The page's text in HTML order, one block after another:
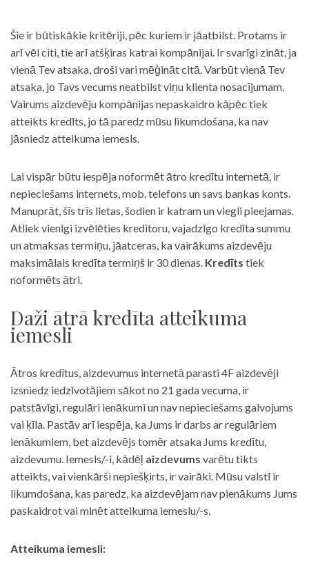
Šie ir būtiskākie kritēriji, pēc kuriem ir jāatbilst. Protams ir
arī vēl citi, tie arī atšķiras katrai kompānijai. Ir svarīgi zināt, ja
vienā Tev atsaka, droši vari mēģināt citā. Varbūt vienā Tev
atsaka, jo Tavs vecums neatbilst viņu klienta nosacījumam.
Vairums aizdevēju kompānijas nepaskaidro kāpēc tiek
atteikts kredīts, jo tā paredz mūsu likumdošana, ka nav
jāsniedz atteikuma iemesls.
Lai vispār būtu iespēja noformēt ātro kredītu internetā, ir
nepieciešams internets, mob. telefons un savs bankas konts.
Manuprāt, šīs trīs lietas, šodien ir katram un viegli pieejamas.
Atliek vienīgi izvēlēties kreditoru, vajadzīgo kredīta summu
un atmaksas termiņu, jāatceras, ka vairākums aizdevēju
maksimālais kredīta termiņš ir 30 dienas. Kredīts tiek
noformēts ātri.
Daži ātrā kredīta atteikuma
iemesli
Ātros kredītus, aizdevumus internetā parasti 4F aizdevēji
izsniedz iedzīvotājiem sākot no 21 gada vecuma, ir
patstāvīgi, regulāri ienākumi un nav nepieciešams galvojums
vai ķīla. Pastāv arī iespēja, ka Jums ir darbs ar regulāriem
ienākumiem, bet aizdevējs tomēr atsaka Jums kredītu,
aizdevumu. Iemesls/-i, kādēļ aizdevums varētu tikts
atteikts, vai vienkārši nepiešķirts, ir vairāki. Mūsu valstī ir
likumdošana, kas paredz, ka aizdevējam nav pienākums Jums
paskaidrot vai minēt atteikuma iemeslu/-s.
Atteikuma iemesli: